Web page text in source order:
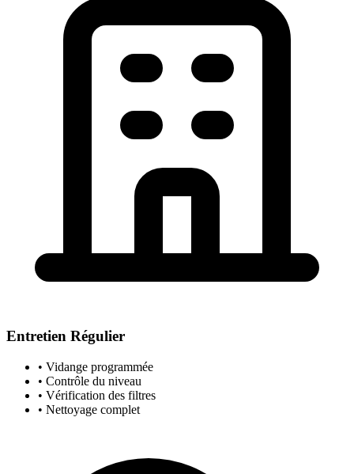
Entretien Régulier
• Vidange programmée
• Contrôle du niveau
• Vérification des filtres
• Nettoyage complet